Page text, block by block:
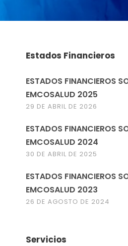
Estados Financieros
ESTADOS FINANCIEROS
EMCOSALUD 2025
29 DE ABRIL DE 2026
ESTADOS FINANCIEROS
EMCOSALUD 2024
30 DE ABRIL DE 2025
ESTADOS FINANCIEROS
EMCOSALUD 2023
26 DE AGOSTO DE 2024
Servicios